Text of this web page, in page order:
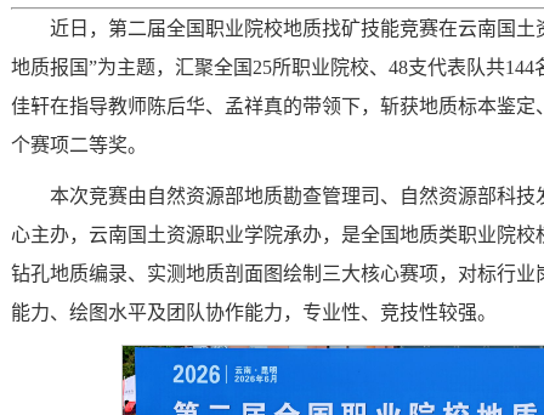
近日，第二届全国职业院校地质找矿技能竞赛在云南国
地质报国”为主题，汇聚全国25所职业院校、48支代表队共
佳轩在指导教师陈后华、孟祥真的带领下，斩获地质标本鉴
个赛项二等奖。
本次竞赛由自然资源部地质勘查管理司、自然资源部科
心主办，云南国土资源职业学院承办，是全国地质类职业院
钻孔地质编录、实测地质剖面图绘制三大核心赛项，对标行
能力、绘图水平及团队协作能力，专业性、竞技性较强。